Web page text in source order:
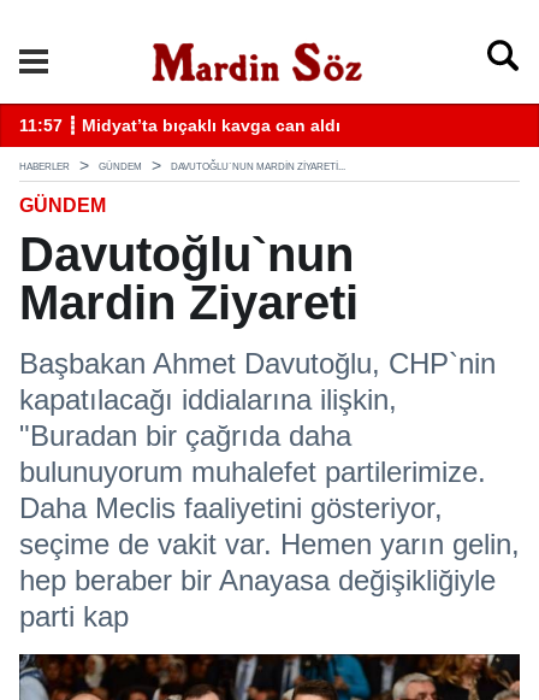
11:57 ┋ Midyat’ta bıçaklı kavga can aldı
HABERLER GÜNDEM DAVUTOĞLU`NUN MARDIN ZIYARETI...
GÜNDEM
Davutoğlu`nun
Mardin Ziyareti
Başbakan Ahmet Davutoğlu, CHP`nin
kapatılacağı iddialarına ilişkin,
"Buradan bir çağrıda daha
bulunuyorum muhalefet partilerimize.
Daha Meclis faaliyetini gösteriyor,
seçime de vakit var. Hemen yarın gelin,
hep beraber bir Anayasa değişikliğiyle
parti kap